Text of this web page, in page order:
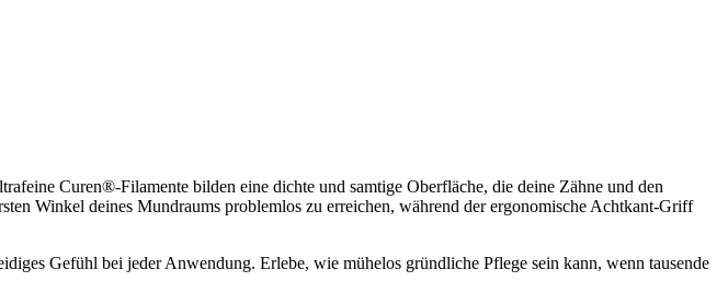
Curen®-Filamente bilden eine dichte und samtige Oberfläche, die deine Zähne und den
Winkel deines Mundraums problemlos zu erreichen, während der ergonomische Achtkant-Griff
Gefühl bei jeder Anwendung. Erlebe, wie mühelos gründliche Pflege sein kann, wenn tausende